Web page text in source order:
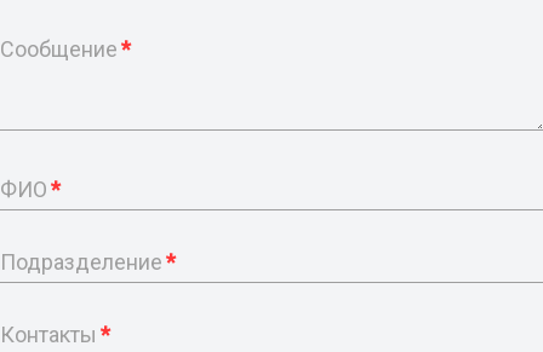
Сообщение*
ФИО*
Подразделение*
Контакты *